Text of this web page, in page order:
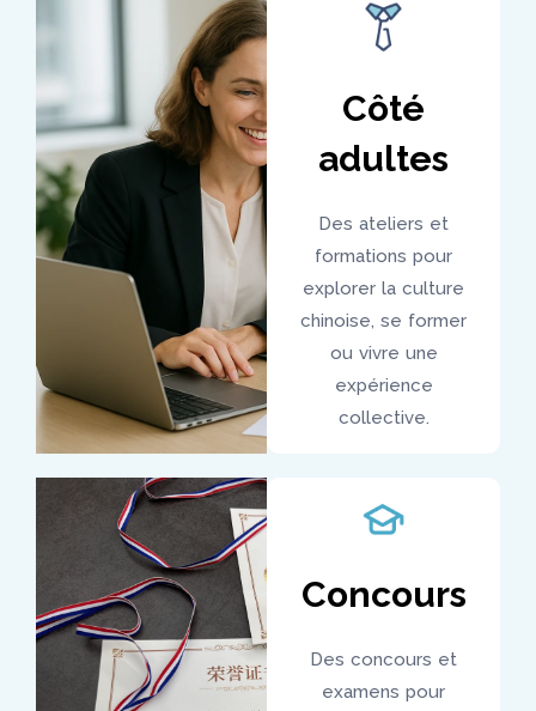
Côté
adultes
Des ateliers et
formations pour
explorer la culture
chinoise, se former
ou vivre une
expérience
collective.
Concours
Des concours et
examens pour